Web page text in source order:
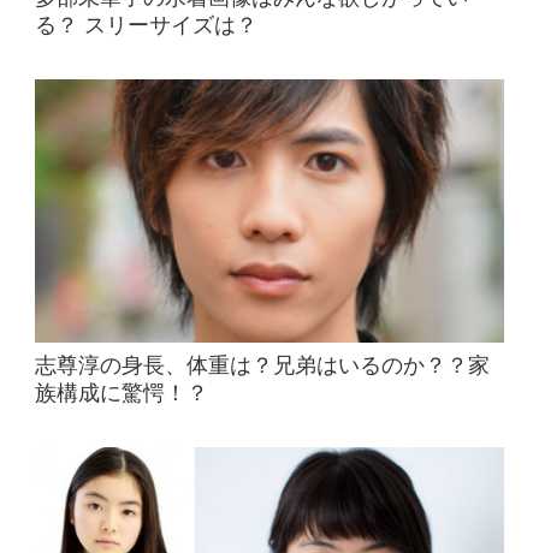
る？ スリーサイズは？
志尊淳の身長、体重は？兄弟はいるのか？？家
族構成に驚愕！？